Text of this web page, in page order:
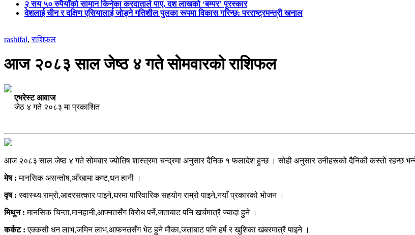
२ सय ५० रुपैयाँको सामान किनेका करदाताले पाए, दश लाखको ‘बम्पर’ पुरस्कार
देशलाई चीन र दक्षिण एसियालाई जोड्ने गतिशील पुलका रूपमा विकास गरिन्छ: परराष्ट्रमन्त्री खनाल
rashifal,राशिफल
आज २०८३ साल जेष्ठ ४ गते सोमवारको राशिफल
एभरेस्ट आवाज
जेठ ४ गते २०८३ मा प्रकाशित
आज २०८३ साल जेष्ठ ४ गते सोमवार ज्योतिष शास्त्रमा चन्द्रमा अनुसार दैनिक १ फलादेश हुन्छ । सोही अनुसार उनीहरूको दैनिकी कस्तो रहन्छ
मेष : मानसिक असन्तोष,आँखामा कष्ट,धन हानी ।
वृष : स्वास्थ्य राम्रो,आदरसत्कार पाइने,घरमा पारिवारिक सहयोग राम्रो पाइने,नयाँ प्रकारको भोजन ।
मिथुन : मानसिक चिन्ता,मानहानी,आफ्नतसँग विरोध पर्ने,जताबाट पनि खर्चमात्रै ज्यादा हुने ।
कर्कट : एक्कसी धन लाभ,जमिन लाभ,आफनतसँग भेट हुने मौका,जताबाट पनि हर्ष र खुशिका खबरमात्रै पाइने ।